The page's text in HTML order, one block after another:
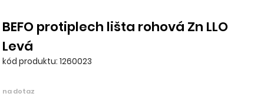
BEFO protiplech lišta rohová Zn LLO
Levá
kód produktu: 1260023
na dotaz